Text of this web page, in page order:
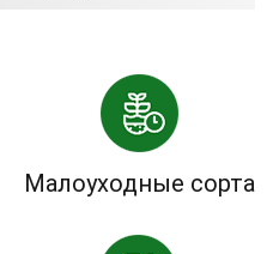
Малоуходные сорта